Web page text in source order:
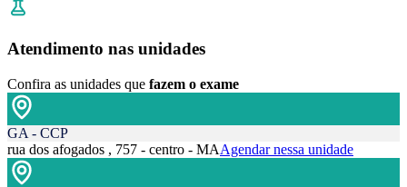
Atendimento nas unidades
Confira as unidades que fazem o exame
GA - CCP
rua dos afogados , 757 - centro - MAAgendar nessa unidade